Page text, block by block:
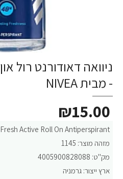
- מבית NIVEA
Fresh Active Roll On Antiperspirant
מזהה מוצר: 1145
מק"ט: 4005900828088
ארץ ייצור: גרמניה
₪15.00